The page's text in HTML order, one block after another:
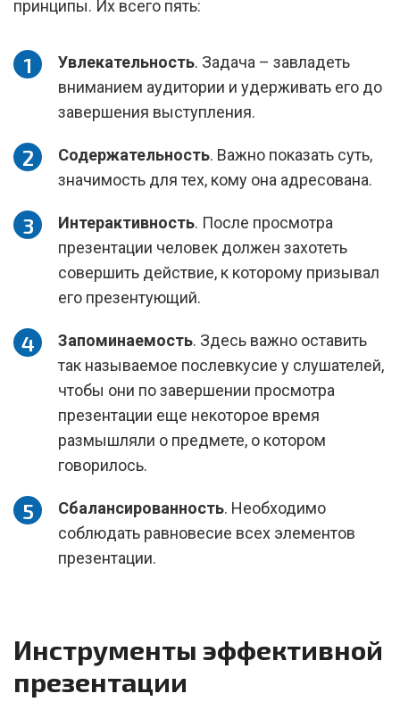
принципы. Их всего пять:
Увлекательность. Задача – завладеть
вниманием аудитории и удерживать его до
завершения выступления.
Содержательность. Важно показать суть,
значимость для тех, кому она адресована.
Интерактивность. После просмотра
презентации человек должен захотеть
совершить действие, к которому призывал
его презентующий.
Запоминаемость. Здесь важно оставить
так называемое послевкусие у слушателей,
чтобы они по завершении просмотра
презентации еще некоторое время
размышляли о предмете, о котором
говорилось.
Сбалансированность. Необходимо
соблюдать равновесие всех элементов
презентации.
Инструменты эффективной
презентации